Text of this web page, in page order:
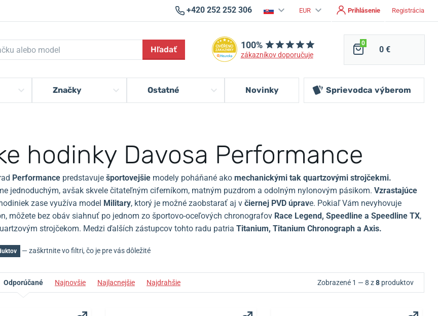
+420 252 252 306 EUR Prihlásenie Registrácia
Hľadať 100%
zákazníkov doporučuje
0
0 €
Značky Ostatné Novinky Sprievodca výberom
hodinky Davosa Performance
Performance predstavuje športovejšie modely poháňané ako mechanickými tak quartzovými strojčekmi.
jednoduchým, avšak skvele čitateľným ciferníkom, matným puzdrom a odolným nylonovým pásikom. Vzrastajúce
zase využíva model Military, ktorý je možné zaobstarať aj v čiernej PVD úprave. Pokiaľ Vám nevyhovuje
môžete bez obáv siahnuť po jednom zo športovo-oceľových chronografov Race Legend, Speedline a Speedline TX,
strojčekom. Medzi ďalších zástupcov tohto radu patria Titanium, Titanium Chronograph a Axis.
— zaškrtnite vo filtri, čo je pre vás dôležité
Odporúčané Najnovšie Najlacnejšie Najdrahšie Zobrazené 1 — 8 z8 produktov